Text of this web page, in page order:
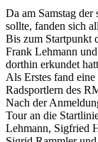
Da am Samstag
sollte, fanden sich
Bis zum Startpunkt
Frank Lehmann
dorthin erkundet
Als Erstes fand
Radsportlern des
Nach der
Tour an die
Lehmann, Sigfried